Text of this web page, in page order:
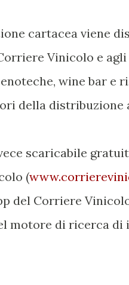
cartacea viene
Vinicolo e
wine bar e
della distribuzione
scaricabile
(
del Corriere
motore di ricerca di